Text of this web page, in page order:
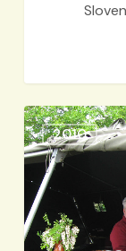
100
let
Tamburaškega
društva
Črešnjevci
2010